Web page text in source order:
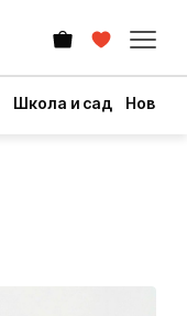
Школа и сад Новый